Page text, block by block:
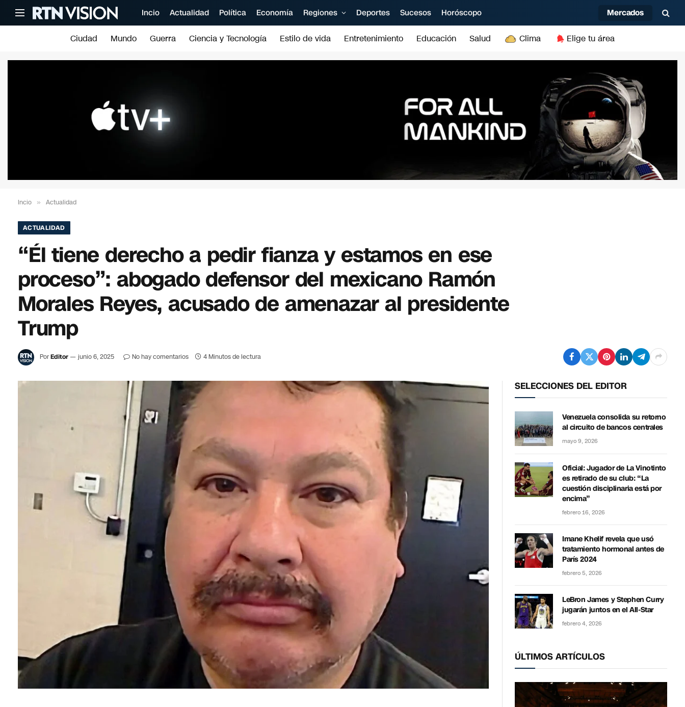
Incio Actualidad Política Economía Regiones Deportes Sucesos Horóscopo Mercados
Ciudad Mundo Guerra Ciencia y Tecnología Estilo de vida Entretenimiento Educación Salud Clima Elige tu área
Incio » Actualidad
ACTUALIDAD
“Él tiene derecho a pedir fianza y estamos en ese
proceso”: abogado defensor del mexicano Ramón
Morales Reyes, acusado de amenazar al presidente
Trump
PorEditor junio 6, 2025 No hay comentarios 4 Minutos de lectura
SELECCIONES DEL EDITOR
Venezuela consolida su retorno
al circuito de bancos centrales
mayo 9, 2026
Oficial: Jugador de La Vinotinto
es retirado de su club: “La
cuestión disciplinaria está por
encima”
febrero 16, 2026
Imane Khelif revela que usó
tratamiento hormonal antes de
París 2024
febrero 5, 2026
LeBron James y Stephen Curry
jugarán juntos en el All-Star
febrero 4, 2026
ÚLTIMOS ARTÍCULOS